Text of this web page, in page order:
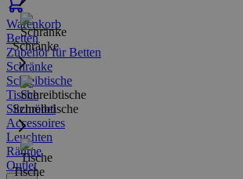
Warenkorb
Schränke
Schreibtische
Tische
Betten
Zubehör für Betten
Schränke
Schreibtische
Tische
Sitzmöbel
Accessoires
Leuchten
Räume
Outlet